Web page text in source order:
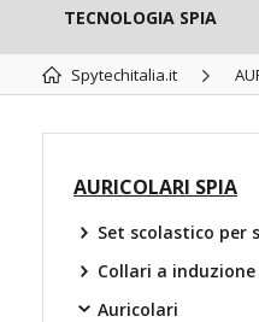
TECNOLOGIA SPIA
Spytechitalia.it
AURICOLARI SPIA
Set scolastico per
Collari a induzione
Auricolari